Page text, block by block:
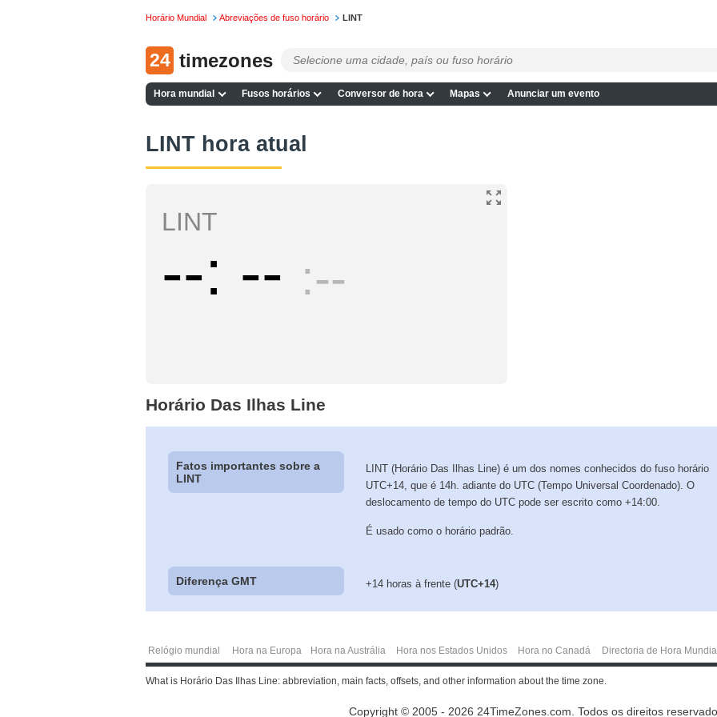
Horário Mundial Abreviações de fuso horário LINT
24 timezones
Hora mundial Fusos horários Conversor de hora Mapas Anunciar um evento
LINT hora atual
LINT
-- -- --
Horário Das Ilhas Line
Fatos importantes sobre a
LINT
LINT (Horário Das Ilhas Line) é um dos nomes conhecidos do fuso horário
UTC+14, que é 14h. adiante do UTC (Tempo Universal Coordenado). O
deslocamento de tempo do UTC pode ser escrito como +14:00.
É usado como o horário padrão.
Diferença GMT +14 horas à frente (UTC+14)
Relógio mundial Hora na Europa Hora na Austrália Hora nos Estados Unidos Hora no Canadá Directoria de Hora
What is Horário Das Ilhas Line: abbreviation, main facts, offsets, and other information about the time zone.
Copyright © 2005 - 2026 24TimeZones.com. Todos os direitos